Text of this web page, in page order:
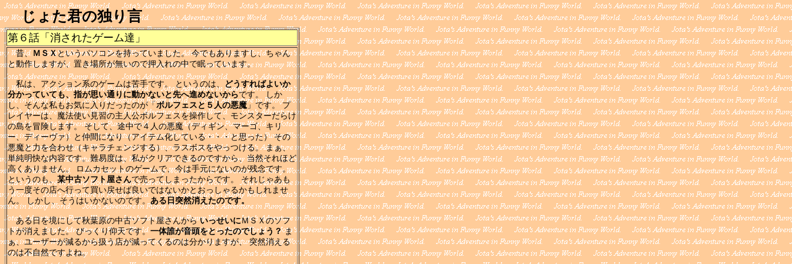
じょた君の独り言
第６話「消されたゲーム達」
昔、 ＭＳＸ というパソコンを持っていました。 今でもありますし、ちゃん
と動作しますが、置き場所が無いので押入れの中で眠っています。
私は、アクション系のゲームは苦手です。 というのは、
どうすればよいか
分かっていても、指が思い通りに動かないと先へ進めないからです。 しか
し、そんな私もお気に入りだったのが「ボルフェスと５人の悪魔」です。 プ
レイヤーは、魔法使い見習の主人公ボルフェスを操作して、モンスターだらけ
の島を冒険します。 そして、途中で４人の悪魔（ディギン、マーゴ、キリ
ー、ディーヴァ）と仲間になり（アイテム化している・・・と思った） その
悪魔と力を合わせ（キャラチェンジする）、ラスボスをやっつける。 まぁ、
単純明快な内容です。難易度は、私がクリアできるのですから、当然それほど
高くありません。 ロムカセットのゲームで、今は手元にないのが残念です。
というのも、某中古ソフト屋さんで売ってしまったからです。 それじゃあも
う一度その店へ行って買い戻せば良いではないかとおっしゃるかもしれませ
ん。 しかし、そうはいかないのです。 ある日突然消えたのです。
ある日を境にして秋葉原の中古ソフト屋さんからいっせいにＭＳＸのソフ
トが消えました。 びっくり仰天です。一体誰が音頭をとったのでしょう？ま
ぁ、ユーザーが減るから扱う店が減ってくるのは分かりますが、 突然消える
のは不自然ですよね。